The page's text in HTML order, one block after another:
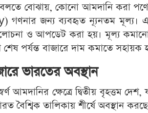
বলতে বোঝায়, কোনো আমদানি করা
জন্য ব্যবহৃত ন্যূনতম মূল্য। এই
ও আপডেট করা হয়। মূল্য
পর্যন্ত বাজারে দাম কমাতে সহায়ক
ভারতের অবস্থান
আমদানির ক্ষেত্রে দ্বিতীয় বৃহত্তম
বৈশ্বিক তালিকায় শীর্ষে অবস্থান